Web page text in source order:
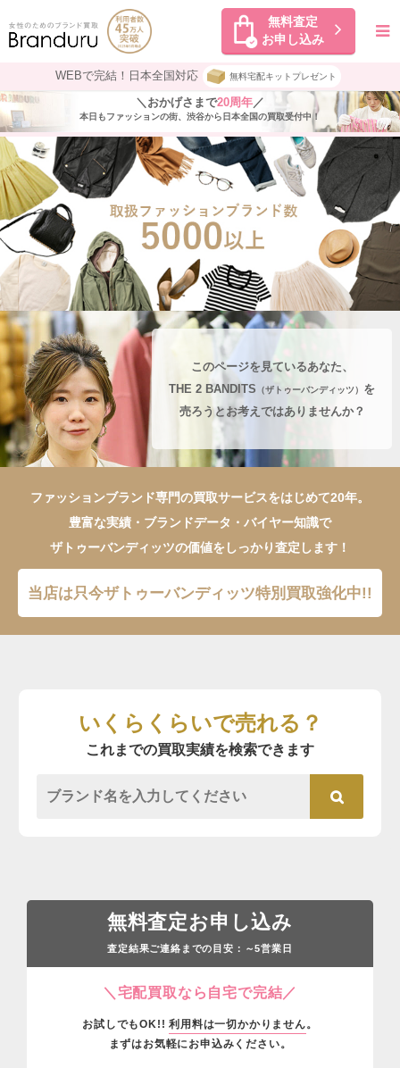
無料査定
お申し込み
WEBで完結！日本全国対応 無料宅配キットプレゼント
＼おかげさまで20周年／
本日もファッションの街、渋谷から日本全国の買取受付中！
このページを見ているあなた、
THE 2 BANDITS （ザトゥーバンディッツ） を
売ろうとお考えではありませんか？
ファッションブランド専門の買取サービスをはじめて20年。
豊富な実績・ブランドデータ・バイヤー知識で
ザトゥーバンディッツの価値をしっかり査定します！
当店は只今ザトゥーバンディッツ特別買取強化中!!
いくらくらいで売れる？
これまでの買取実績を検索できます
無料査定お申し込み
査定結果ご連絡までの目安： ～5営業日
＼宅配買取なら自宅で完結／
お試しでもOK!!利用料は一切かかりません。
まずはお気軽にお申込みください。